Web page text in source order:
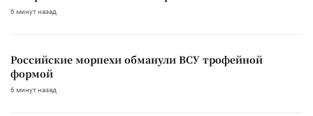
6 минут назад
Российские морпехи обманули ВСУ трофейной
формой
6 минут назад